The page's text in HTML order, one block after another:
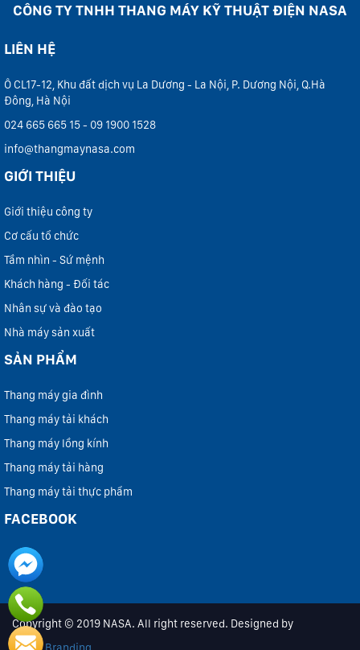
CÔNG TY TNHH THANG MÁY KỸ THUẬT ĐIỆN NASA
LIÊN HỆ
Ô CL17-12, Khu đất dịch vụ La Dương - La Nội, P. Dương Nội, Q.Hà
Đông, Hà Nội
024 665 665 15 - 09 1900 1528
info@thangmaynasa.com
GIỚI THIỆU
Giới thiệu công ty
Cơ cấu tổ chức
Tầm nhìn - Sứ mệnh
Khách hàng - Đối tác
Nhân sự và đào tạo
Nhà máy sản xuất
SẢN PHẨM
Thang máy gia đình
Thang máy tải khách
Thang máy lồng kính
Thang máy tải hàng
Thang máy tải thực phẩm
FACEBOOK
Copyright © 2019 NASA. All right reserved. Designed by
iColor Branding